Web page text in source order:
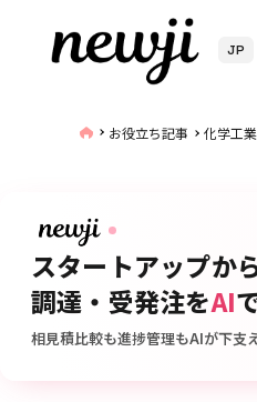
JP
お役立ち記事 化学工
スタートアップか
調達・受発注をAI
相見積比較も進捗管理もAIが下支